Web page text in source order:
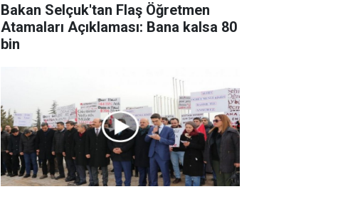
Bakan Selçuk'tan Flaş Öğretmen
Atamaları Açıklaması: Bana kalsa 80
bin